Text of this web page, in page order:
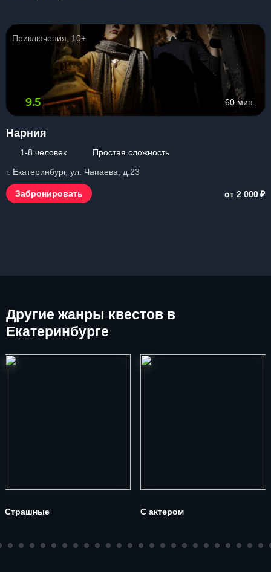
Приключения, 10+
9.5 60 мин.
Нарния
1-8 человек
Простая сложность
г. Екатеринбург, ул. Чапаева, д.23
Забронировать от 2 000₽
Другие жанры квестов в
Екатеринбурге
Страшные С актером